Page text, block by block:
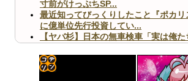
寸前がけっぷちSP...
最近知ってびっくりしたこと『ポカ
に億単位先行投資してい...
【ヤバ杉】日本の無車検車「実は俺
【閲覧注意】俺が近くにいると機械が
【画像】ペプシコーラ社、「こういう